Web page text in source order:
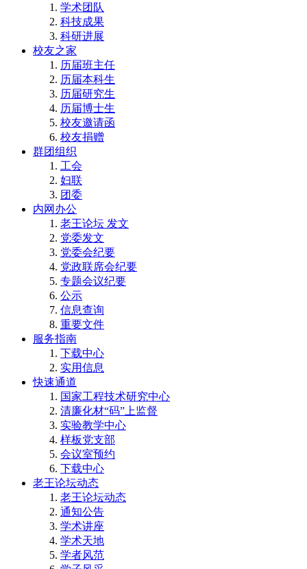
学术团队
科技成果
科研进展
校友之家
历届班主任
历届本科生
历届研究生
历届博士生
校友邀请函
校友捐赠
群团组织
工会
妇联
团委
内网办公
老王论坛 发文
党委发文
党委会纪要
党政联席会纪要
专题会议纪要
公示
信息查询
重要文件
服务指南
下载中心
实用信息
快速通道
国家工程技术研究中心
清廉化材“码”上监督
实验教学中心
样板党支部
会议室预约
下载中心
老王论坛动态
老王论坛动态
通知公告
学术讲座
学术天地
学者风范